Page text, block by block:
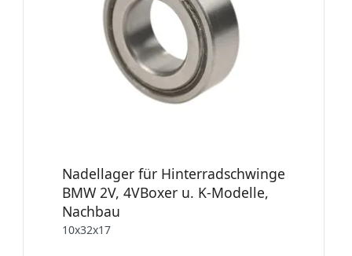
Nadellager für Hinterradschwinge
BMW 2V, 4VBoxer u. K-Modelle,
Nachbau
10x32x17